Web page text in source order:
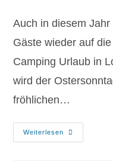
Auch in diesem
Gäste wieder auf
Camping Urlaub in
wird der
fröhlichen…
Weiterlesen